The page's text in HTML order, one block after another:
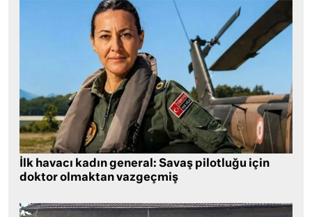
İlk havacı kadın general: Savaş pilotluğu için
doktor olmaktan vazgeçmiş